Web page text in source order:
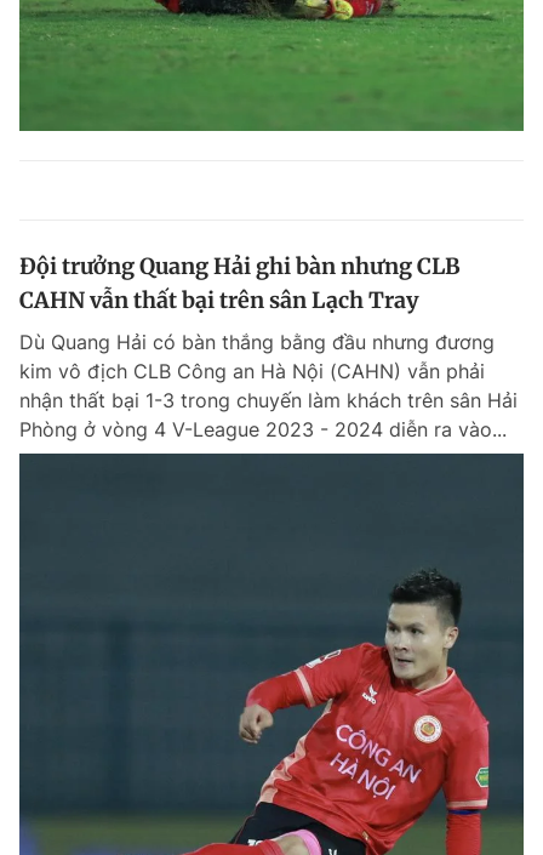
Đội trưởng Quang Hải ghi bàn nhưng CLB
CAHN vẫn thất bại trên sân Lạch Tray
Dù Quang Hải có bàn thắng bằng đầu nhưng đương
kim vô địch CLB Công an Hà Nội (CAHN) vẫn phải
nhận thất bại 1-3 trong chuyến làm khách trên sân Hải
Phòng ở vòng 4 V-League 2023 - 2024 diễn ra vào...